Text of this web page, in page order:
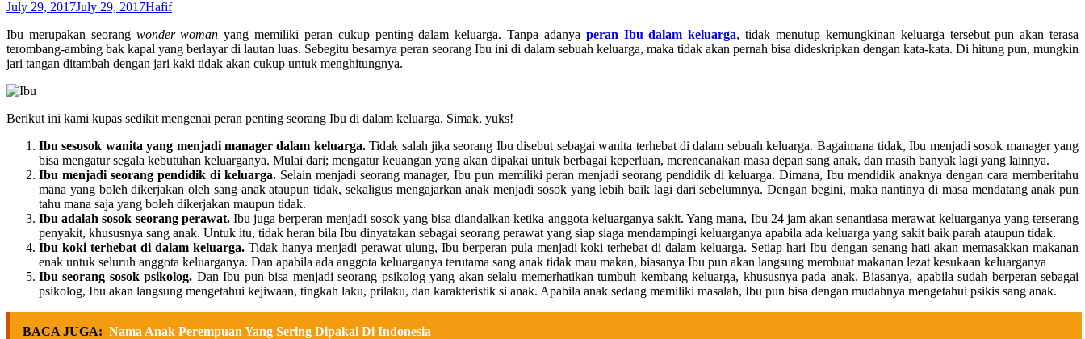
July 29, 2017July 29, 2017Hafif
Ibu merupakan seorang wonder woman yang memiliki peran cukup penting dalam keluarga. Tanpa adanya peran Ibu dalam keluarga, tidak menutup kemungkinan keluarga tersebut pun akan terasa
terombang-ambing bak kapal yang berlayar di lautan luas. Sebegitu besarnya peran seorang Ibu ini di dalam sebuah keluarga, maka tidak akan pernah bisa dideskripkan dengan kata-kata. Di hitung pun, mungkin
jari tangan ditambah dengan jari kaki tidak akan cukup untuk menghitungnya.
Berikut ini kami kupas sedikit mengenai peran penting seorang Ibu di dalam keluarga. Simak, yuks!
Ibu sesosok wanita yang menjadi manager dalam keluarga.Tidak salah jika seorang Ibu disebut sebagai wanita terhebat di dalam sebuah keluarga. Bagaimana tidak, Ibu menjadi sosok manager yang
bisa mengatur segala kebutuhan keluarganya. Mulai dari; mengatur keuangan yang akan dipakai untuk berbagai keperluan, merencanakan masa depan sang anak, dan masih banyak lagi yang lainnya.
Ibu menjadi seorang pendidik di keluarga.Selain menjadi seorang manager, Ibu pun memiliki peran menjadi seorang pendidik di keluarga. Dimana, Ibu mendidik anaknya dengan cara memberitahu
mana yang boleh dikerjakan oleh sang anak ataupun tidak, sekaligus mengajarkan anak menjadi sosok yang lebih baik lagi dari sebelumnya. Dengan begini, maka nantinya di masa mendatang anak pun
tahu mana saja yang boleh dikerjakan maupun tidak.
Ibu adalah sosok seorang perawat.Ibu juga berperan menjadi sosok yang bisa diandalkan ketika anggota keluarganya sakit. Yang mana, Ibu 24 jam akan senantiasa merawat keluarganya yang terserang
penyakit, khususnya sang anak. Untuk itu, tidak heran bila Ibu dinyatakan sebagai seorang perawat yang siap siaga mendampingi keluarganya apabila ada keluarga yang sakit baik parah ataupun tidak.
Ibu koki terhebat di dalam keluarga.Tidak hanya menjadi perawat ulung, Ibu berperan pula menjadi koki terhebat di dalam keluarga. Setiap hari Ibu dengan senang hati akan memasakkan makanan
enak untuk seluruh anggota keluarganya. Dan apabila ada anggota keluarganya terutama sang anak tidak mau makan, biasanya Ibu pun akan langsung membuat makanan lezat kesukaan keluarganya
Ibu seorang sosok psikolog. Dan Ibu pun bisa menjadi seorang psikolog yang akan selalu memerhatikan tumbuh kembang keluarga, khususnya pada anak. Biasanya, apabila sudah berperan sebagai
psikolog, Ibu akan langsung mengetahui kejiwaan, tingkah laku, prilaku, dan karakteristik si anak. Apabila anak sedang memiliki masalah, Ibu pun bisa dengan mudahnya mengetahui psikis sang anak.
BACA JUGA: Nama Anak Perempuan Yang Sering Dipakai Di Indonesia